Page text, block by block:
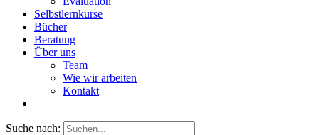
Selbstlernkurse
Bücher
Beratung
Über uns
Team
Wie wir arbeiten
Kontakt
Suche nach: